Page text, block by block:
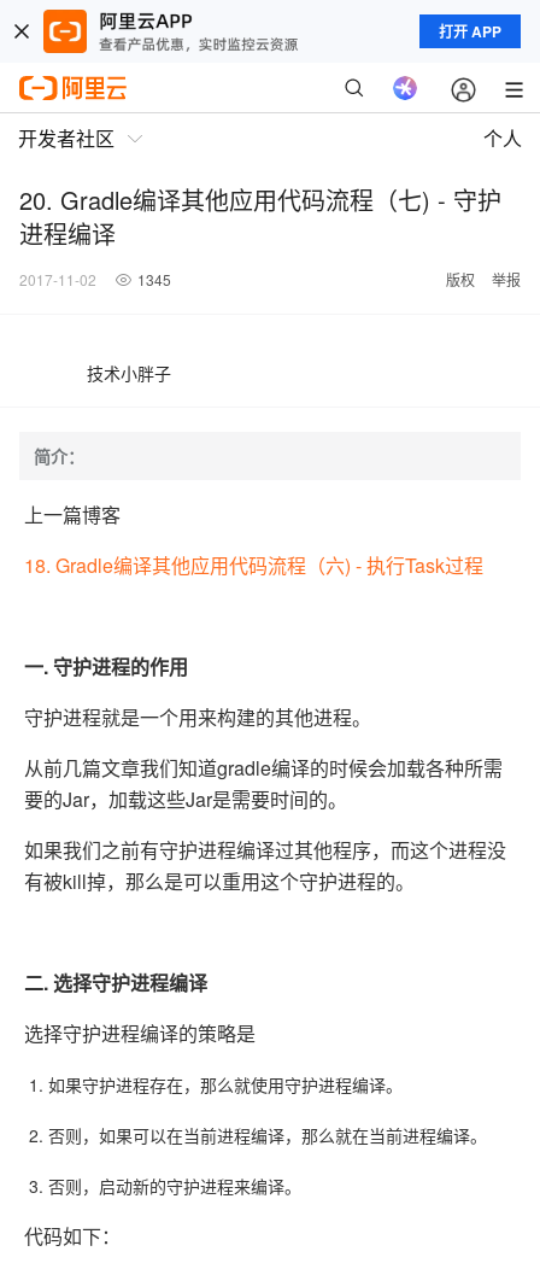
打开 APP
开发者社区 个人
20. Gradle编译其他应用代码流程（七) - 守护
进程编译
2017-11-02 1345 版权 举报
技术小胖子
简介：
上一篇博客
18. Gradle编译其他应用代码流程（六) - 执行Task过程
一. 守护进程的作用
守护进程就是一个用来构建的其他进程。
从前几篇文章我们知道gradle编译的时候会加载各种所需
要的Jar，加载这些Jar是需要时间的。
如果我们之前有守护进程编译过其他程序，而这个进程没
有被kill掉，那么是可以重用这个守护进程的。
二. 选择守护进程编译
选择守护进程编译的策略是
如果守护进程存在，那么就使用守护进程编译。
否则，如果可以在当前进程编译，那么就在当前进程编译。
否则，启动新的守护进程来编译。
代码如下：